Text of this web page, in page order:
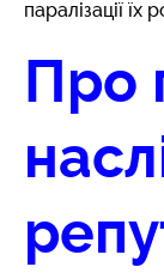
паралізації їх
Про